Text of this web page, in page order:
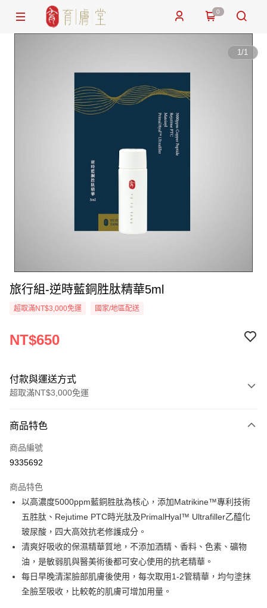
0
1/1
旅行組-逆時藍銅胜肽精華5ml
超取滿NT$3,000免運 國家/地區配送
NT$650
付款與運送方式
超取滿NT$3,000免運
信用卡一次付款
超商取貨付款
AFTEE先享後付
相關說明
【關於「AFTEE先享後付」】
AFTEE先享後付是「在收到商品之後才付款」的支付方式。 讓您購物簡單
便利好安心！
１．簡單：不需註冊會員、不需綁卡、不需儲值。
３．安心：先確認商品／服務後，再付款。
ATM付款
運送方式
商品特色
商品編號
9335692
商品特色
以高濃度5000ppm藍銅胜肽為核心，添加Matrikine™專利技術
五胜肽、Rejutime PTC時光肽及PrimalHyal™ Ultrafiller乙醯化
玻尿酸，四大高效抗老修護成分。
清爽好吸收的保濕精華質地，不添加酒精、香料、色素、礦物
油，是敏弱肌與醫美術後都可安心使用的抗老精華。
每日早晚清潔臉部肌膚後使用，每次取用1-2管精華，均勻塗抹
全臉至吸收，比較乾的肌膚可增加用量。